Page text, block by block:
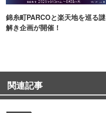
錦糸町PARCOと楽天地を巡る謎
解き企画が開催！
関連記事